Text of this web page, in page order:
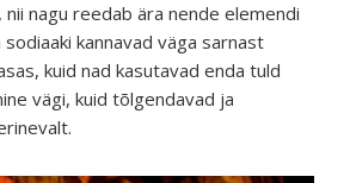
nagu reedab ära nende elemendi
kannavad väga sarnast
kuid nad kasutavad enda tuld
vägi, kuid tõlgendavad ja